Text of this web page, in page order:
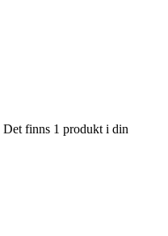
Det finns 1 produkt i din